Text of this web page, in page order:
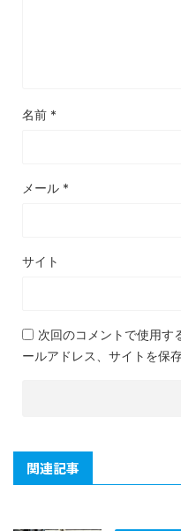
名前 *
メール *
サイト
次回のコメントで使用す
ールアドレス、サイトを保存
関連記事